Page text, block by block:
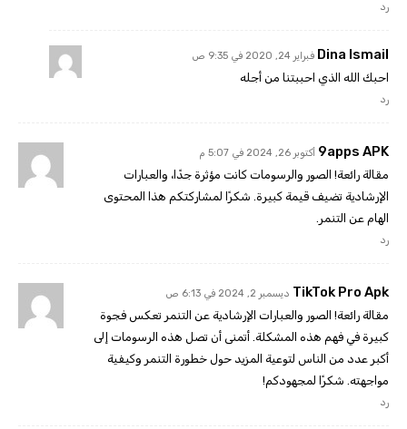
رد
Dina Ismail فبراير 24, 2020 في 9:35 ص
احبك الله الذي احببتنا من أجله
رد
9apps APK أكتوبر 26, 2024 في 5:07 م
مقالة رائعة! الصور والرسومات كانت مؤثرة جدًا، والعبارات
الإرشادية تضيف قيمة كبيرة. شكرًا لمشاركتكم هذا المحتوى
الهام عن التنمر.
رد
TikTok Pro Apk ديسمبر 2, 2024 في 6:13 ص
مقالة رائعة! الصور والعبارات الإرشادية عن التنمر تعكس فجوة
كبيرة في فهم هذه المشكلة. أتمنى أن تصل هذه الرسومات إلى
أكبر عدد من الناس لتوعية المزيد حول خطورة التنمر وكيفية
مواجهته. شكرًا لمجهودكم!
رد